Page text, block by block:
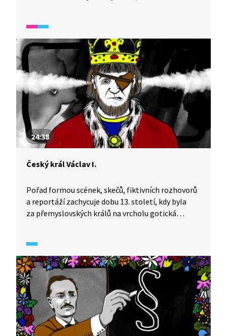
24:38
Český král Václav I.
Pořad formou scének, skečů, fiktivních rozhovorů
a reportáží zachycuje dobu 13. století, kdy byla
za přemyslovských králů na vrcholu gotická
Přemyslem Otakarem.